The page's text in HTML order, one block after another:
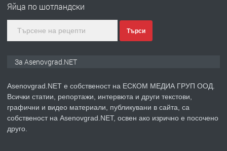
преди 2 години
ПРЕДЛАГА
Давам индивидуалани уроци по
Яйца по шотландски
Търси
За Asenovgrad.NET
Asenovgrad.NET е собственост на ЕСКОМ МЕДИА ГРУП ООД.
Всички статии, репортажи, интервюта и други текстови,
графични и видео материали, публикувани в сайта, са
собственост на Asenovgrad.NET, освен ако изрично е посочено
друго.